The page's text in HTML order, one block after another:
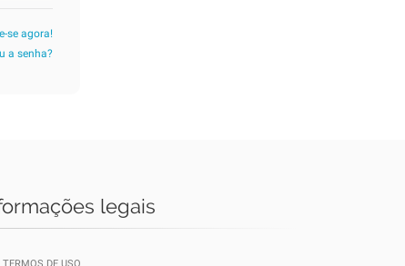
se agora!
a senha?
legais